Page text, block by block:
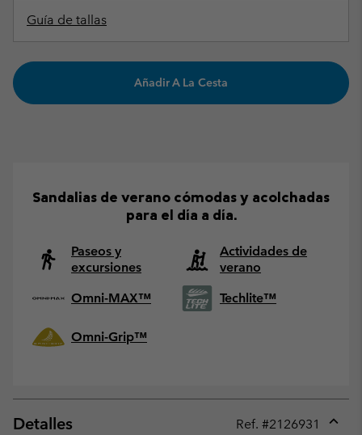
Guía de tallas
Añadir A La Cesta
Sandalias de verano cómodas y acolchadas
para el día a día.
Paseos y
excursiones
Actividades de
verano
Omni-MAX™
Techlite™
Omni-Grip™
Detalles Ref. #2126931